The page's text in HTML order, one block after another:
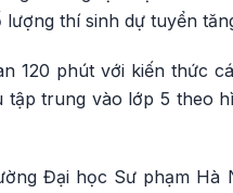
thí sinh dự tuyển
120 phút với kiến thức
trung vào lớp 5 theo
Đại học Sư phạm Hà